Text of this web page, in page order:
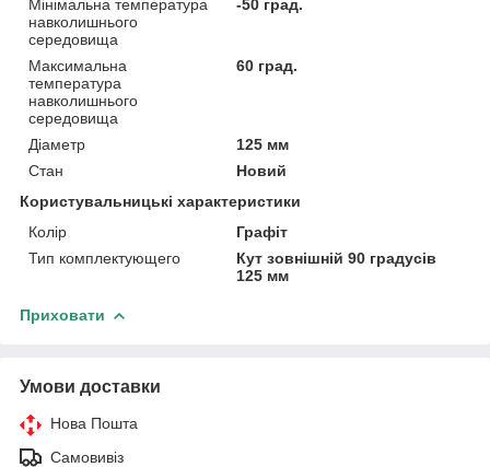
Мінімальна температура
навколишнього
середовища
-50 град.
Максимальна
температура
навколишнього
середовища
60 град.
Діаметр
125 мм
Стан
Новий
Користувальницькі характеристики
Колір
Графіт
Тип комплектующего
Кут зовнішній 90 градусів
125 мм
Приховати
Умови доставки
Нова Пошта
Самовивіз